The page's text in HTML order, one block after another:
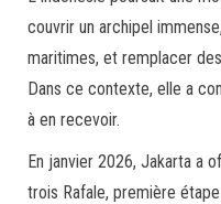
couvrir un archipel
maritimes, et remplacer
Dans ce contexte, elle a
à en recevoir.
En janvier 2026, Jakarta a
trois Rafale, première